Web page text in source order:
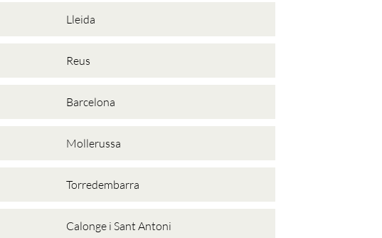
Lleida
Reus
Barcelona
Mollerussa
Torredembarra
Calonge i Sant Antoni